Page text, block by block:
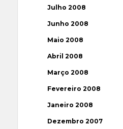
Julho 2008
Junho 2008
Maio 2008
Abril 2008
Março 2008
Fevereiro 2008
Janeiro 2008
Dezembro 2007